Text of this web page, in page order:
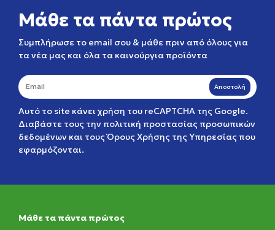
Μάθε τα πάντα πρώτος
Συμπλήρωσε το email σου & μάθε πριν από όλους για
τα νέα μας και όλα τα καινούργια προϊόντα
Αποστολή
Αυτό το site κάνει χρήση του reCAPTCHA της Google.
Διαβάστε τους την πολιτική προστασίας προσωπικών
δεδομένων και τουςΌρους Χρήσης της Υπηρεσίας που
εφαρμόζονται.
Μάθε τα πάντα πρώτος